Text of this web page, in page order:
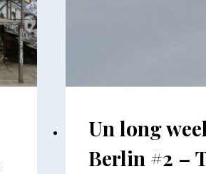
ALLEMAGNE
|
EUROPE
Un long
Berlin #2 –